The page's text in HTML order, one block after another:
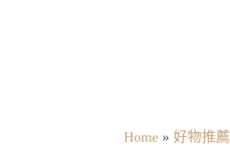
Home» 好物推薦